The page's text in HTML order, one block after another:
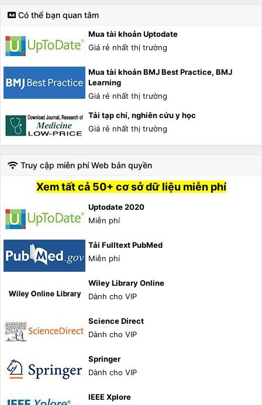
Có thể bạn quan tâm
Mua tài khoản Uptodate
Giá rẻ nhất thị trường
Mua tài khoản BMJ Best Practice, BMJ
Learning
Giá rẻ nhất thị trường
Tải tạp chí, nghiên cứu y học
Giá rẻ nhất thị trường
Truy cập miễn phí Web bản quyền
Xem tất cả 50+ cơ sở dữ liệu miễn phí
Uptodate 2020
Miễn phí
Tải Fulltext PubMed
Miễn phí
Wiley Library Online
Dành cho VIP
Science Direct
Dành cho VIP
Springer
Dành cho VIP
IEEE Xplore